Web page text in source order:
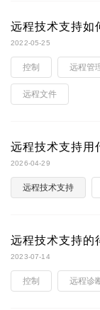
远程技术支持如
2022-05-25
控制 远程管
远程文件
远程技术支持用
2026-04-29
远程技术支持
远程技术支持
2023-07-14
控制 远程诊